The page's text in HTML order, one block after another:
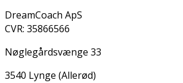
DreamCoach ApS
CVR: 35866566
Nøglegårdsvænge 33
3540 Lynge (Allerød)